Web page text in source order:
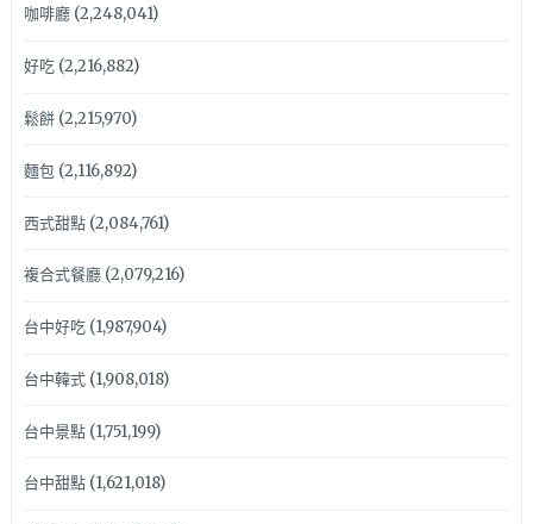
咖啡廳(2,248,041)
好吃(2,216,882)
鬆餅(2,215,970)
麵包(2,116,892)
西式甜點(2,084,761)
複合式餐廳(2,079,216)
台中好吃(1,987,904)
台中韓式(1,908,018)
台中景點(1,751,199)
台中甜點(1,621,018)